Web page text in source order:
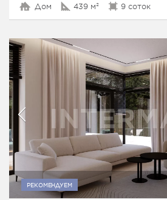
Дом 439 м² 9 соток
РЕКОМЕНДУЕМ